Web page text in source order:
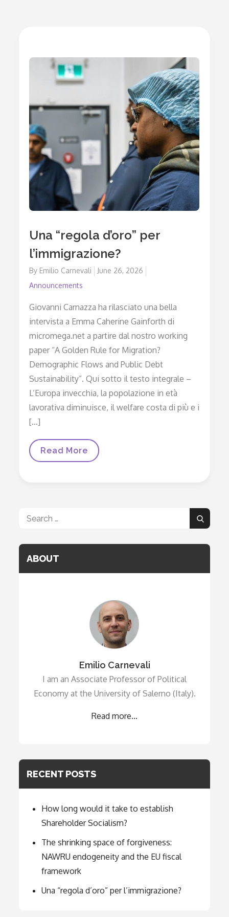
Una “regola d’oro” per
l’immigrazione?
By Emilio Carnevali
Posted
June 26, 2026
Announcements
Giovanni Carnazza ha rilasciato una bella
intervista a Emma Caherine Gainforth di
micromega.net a partire dal nostro working
paper “A Golden Rule for Migration?
Demographic Flows and Public Debt
Sustainability”. Qui sotto il testo integrale –
L’Europa invecchia, la popolazione in età
lavorativa diminuisce, il welfare costa di più e i
[…]
Una
“regola
Read More
Search
Search
ABOUT
Emilio Carnevali
I am an Associate Professor of Political
Economy at the University of Salerno (Italy).
Read more...
RECENT POSTS
How long would it take to establish
Shareholder Socialism?
The shrinking space of forgiveness:
NAWRU endogeneity and the EU fiscal
framework
Una “regola d’oro” per l’immigrazione?